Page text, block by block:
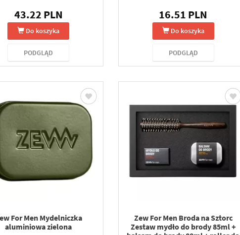
43.22 PLN
Do koszyka
PODGLĄD
16.51 PLN
Do koszyka
PODGLĄD
For Men Mydelniczka
aluminiowa zielona
Zew For Men Broda na Sztorc
Zestaw mydło do brody 85ml +